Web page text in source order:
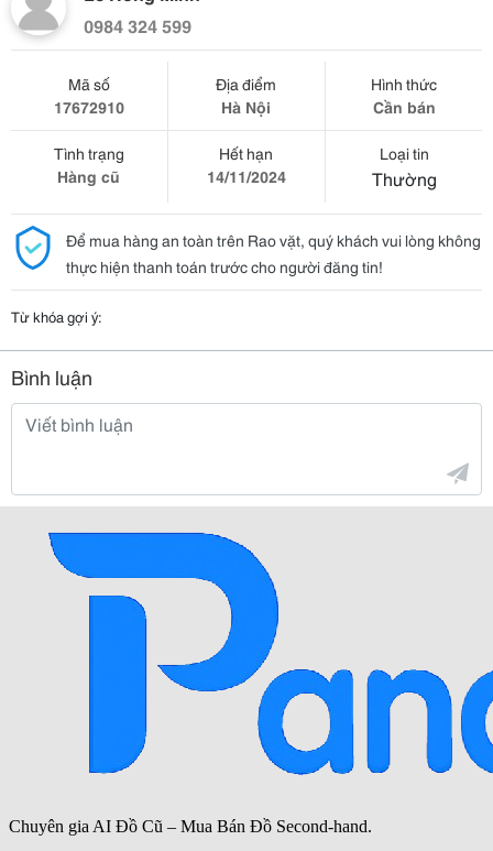
0984 324 599
Mã số
17672910
Địa điểm
Hà Nội
Hình thức
Cần bán
Tình trạng
Hàng cũ
Hết hạn
14/11/2024
Loại tin
Thường
Để mua hàng an toàn trên Rao vặt, quý khách vui lòng không
thực hiện thanh toán trước cho người đăng tin!
Từ khóa gợi ý:
Bình luận